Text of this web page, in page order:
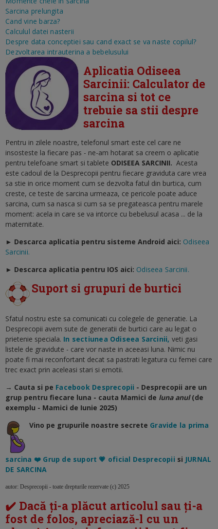
Sarcina prelungita
Cand vine barza?
Calculul datei nasterii
Despre data conceptiei sau cand exact se va naste copilul?
Dezvoltarea intrauterina a bebelusului
Aplicatia Odiseea
Sarcinii: Calculator de
sarcina si tot ce
trebuie sa stii despre
sarcina
Pentru in zilele noastre, telefonul smart este cel care ne
insosteste la fiecare pas - ne-am hotarat sa creem o aplicatie
pentru telefoane smart si tablete ODISEEA SARCINII. Acesta
este cadoul de la Desprecopii pentru fiecare graviduta care vrea
sa stie in orice moment cum se dezvolta fatul din burtica, cum
creste, ce teste de sarcina urmeaza, ce pericole poate aduce
sarcina, cum sa nasca si cum sa se pregateasca pentru marele
moment: acela in care se va intorce cu bebelusul acasa ... de la
maternitate.
► Descarca aplicatia pentru sisteme Android aici: Odiseea
Sarcinii.
► Descarca aplicatia pentru IOS aici: Odiseea Sarcinii.
Suport si grupuri de burtici
Sfatul nostru este sa comunicati cu colegele de generatie. La
Desprecopii avem sute de generatii de burtici care au legat o
prietenie speciala. In sectiunea Odiseea Sarcinii, veti gasi
listele de gravidute - care vor naste in aceeasi luna. Nimic nu
poate fi mai reconfortant decat sa pastrati legatura cu femei care
trec exact prin aceleasi stari si emotii.
→ Cauta si pe Facebook Desprecopii - Desprecopii are un
grup pentru fiecare luna - cauta Mamici de luna anul (de
exemplu - Mamici de Iunie 2025)
Vino pe grupurile noastre secrete Gravide la prima
sarcina ❤️ Grup de suport 💗 oficial Desprecopii si JURNAL
DE SARCINA
autor: Desprecopii - toate drepturile rezervate (c) 2025
✔️ Dacă ți-a plăcut articolul sau ți-a
fost de folos, apreciază-l cu un